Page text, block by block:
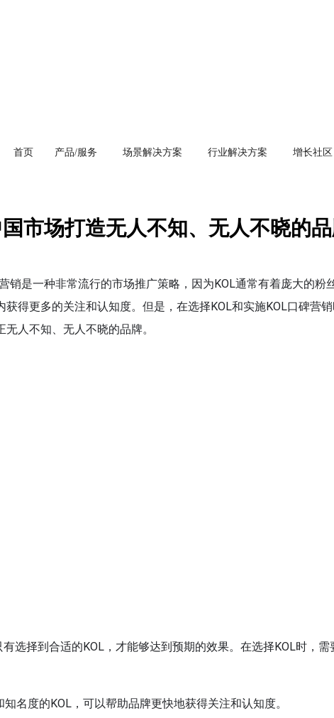
首页 产品/服务 场景解决方案 行业解决方案 增长社区
市场打造无人不知、无人不晓的
销是一种非常流行的市场推广策略，因为KOL通常有着庞大的粉
得更多的关注和认知度。但是，在选择KOL和实施KOL口碑营
人不知、无人不晓的品牌。
选择到合适的KOL，才能够达到预期的效果。在选择KOL时，需
名度的KOL，可以帮助品牌更快地获得关注和认知度。